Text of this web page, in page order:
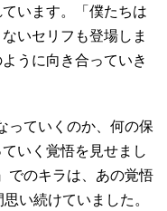
います。「僕たちは
いセリフも登場しま
うに向き合っていき
ていくのか、何の保
いく覚悟を見せまし
でのキラは、あの覚悟
い続けていました。